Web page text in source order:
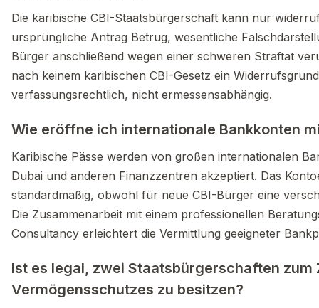
Die karibische CBI-Staatsbürgerschaft kann nur
ursprüngliche Antrag Betrug, wesentliche
Bürger anschließend wegen einer schweren Straftat
nach keinem karibischen CBI-Gesetz ein
verfassungsrechtlich, nicht ermessensabhängig.
Wie eröffne ich internationale Bankkonten
Karibische Pässe werden von großen internationalen
Dubai und anderen Finanzzentren akzeptiert. Das
standardmäßig, obwohl für neue CBI-Bürger eine
Die Zusammenarbeit mit einem professionellen
Consultancy erleichtert die Vermittlung geeigneter
Ist es legal, zwei Staatsbürgerschaften zum
Vermögensschutzes zu besitzen?